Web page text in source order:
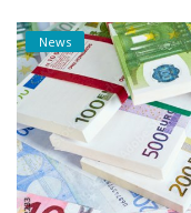
News